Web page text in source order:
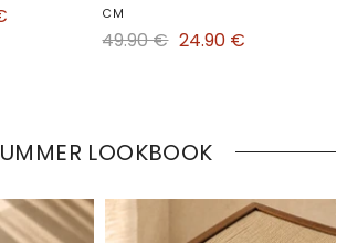
CM
49.90 € 24.90 €
LOOKBOOK